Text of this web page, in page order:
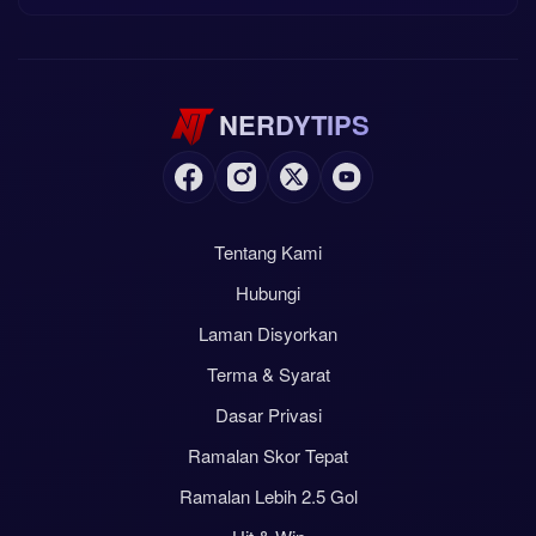
NERDYTIPS
Tentang Kami
Hubungi
Laman Disyorkan
Terma & Syarat
Dasar Privasi
Ramalan Skor Tepat
Ramalan Lebih 2.5 Gol